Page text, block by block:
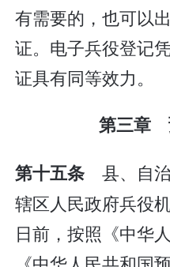
有需要的，也可以
证。电子兵役登记
证具有同等效力。
第三章
第十五条县、自
辖区人民政府兵役
日前，按照《中华